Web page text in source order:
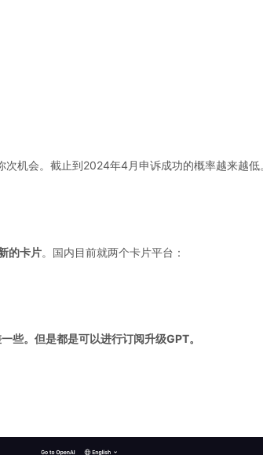
机会。截止到2024年4月申诉成功的概率越来越低
的卡片。国内目前就两个卡片平台：
。但是都是可以进行订阅升级GPT。